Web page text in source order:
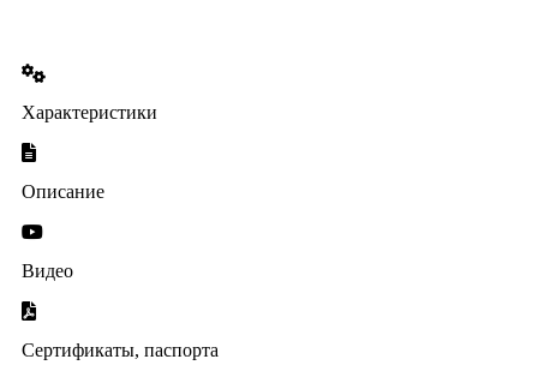
Характеристики
Описание
Видео
Сертификаты, паспорта